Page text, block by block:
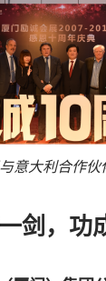
意大利合作
剑，功